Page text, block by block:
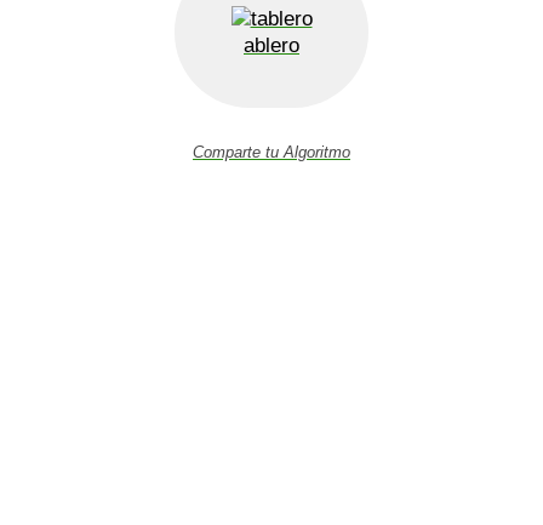
ablero
Comparte tu Algoritmo